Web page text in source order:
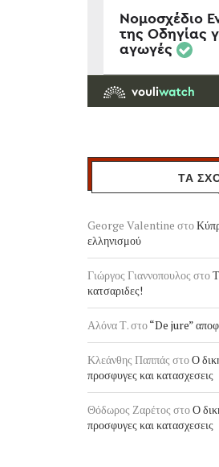
ΤΑ
George Valentine στο
ελληνισμού
Γιώργος Γιαννοπουλος στο
κατσαριδες!
Αλόνα Τ.στο“De jure”
Κλεάνθης Παππάς στοΟ
προσφυγες και κατασχεσεις
Θόδωρος Ζαρέτος στοΟ
προσφυγες και κατασχεσεις